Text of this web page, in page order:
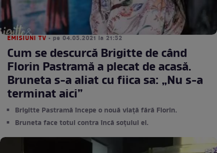
EMISIUNI TV • pe 04.05.2021 la 21:52
Cum se descurcă Brigitte de când
Florin Pastramă a plecat de acasă.
Bruneta s-a aliat cu fiica sa: „Nu s-a
terminat aici”
Brigitte Pastramă începe o nouă viață fără Florin.
Bruneta face totul contra încă soțului ei.